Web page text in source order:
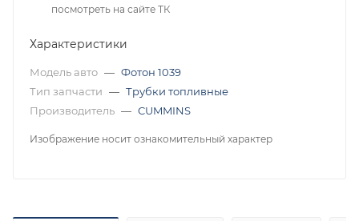
посмотреть на сайте ТК
Характеристики
Модель авто — Фотон 1039
Тип запчасти — Трубки топливные
Производитель — CUMMINS
Изображение носит ознакомительный характер